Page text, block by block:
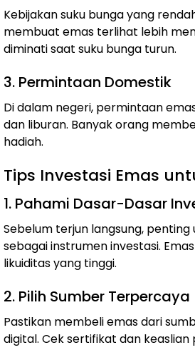
Kebijakan suku bunga yang
membuat emas terlihat lebih
diminati saat suku bunga turun.
3. Permintaan Domestik
Di dalam negeri, permintaan
dan liburan. Banyak orang
hadiah.
Tips Investasi Emas
1. Pahami Dasar-Dasar
Sebelum terjun langsung,
sebagai instrumen investasi.
likuiditas yang tinggi.
2. Pilih Sumber Terpercaya
Pastikan membeli emas dari
digital. Cek sertifikat dan